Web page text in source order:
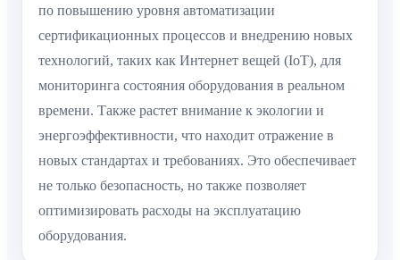
по повышению уровня автоматизации
сертификационных процессов и внедрению новых
технологий, таких как Интернет вещей (IoT), для
мониторинга состояния оборудования в реальном
времени. Также растет внимание к экологии и
энергоэффективности, что находит отражение в
новых стандартах и требованиях. Это обеспечивает
не только безопасность, но также позволяет
оптимизировать расходы на эксплуатацию
оборудования.